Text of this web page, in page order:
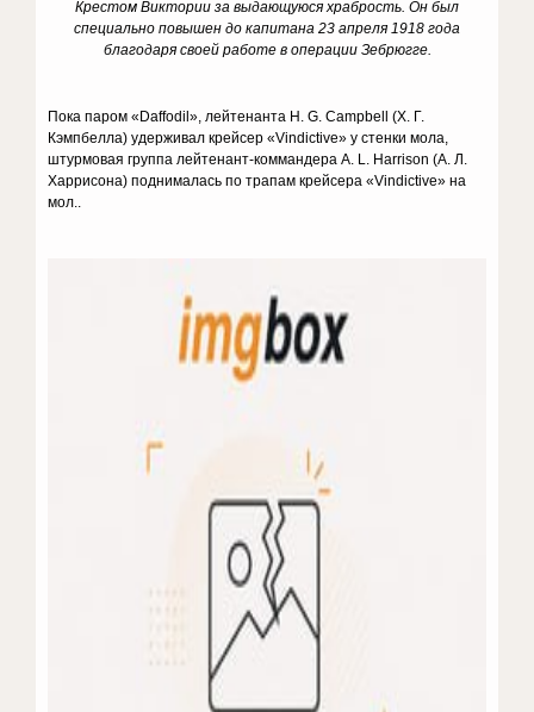
Крестом Виктории за выдающуюся храбрость. Он был
специально повышен до капитана 23 апреля 1918 года
благодаря своей работе в операции Зебрюгге.
Пока паром «Daffodil», лейтенанта H. G. Campbell (Х. Г.
Кэмпбелла) удерживал крейсер «Vindictive» у стенки мола,
штурмовая группа лейтенант-коммандера A. L. Harrison (А. Л.
Харрисона) поднималась по трапам крейсера «Vindictive» на
мол..